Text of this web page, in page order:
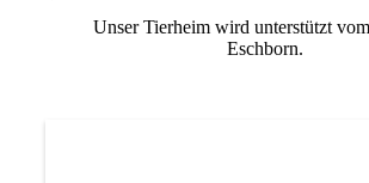
Unser Tierheim wird unterstützt
Eschborn.